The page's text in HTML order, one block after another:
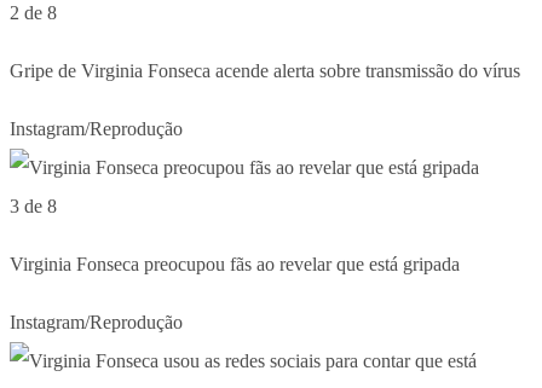
2 de 8
Gripe de Virginia Fonseca acende alerta sobre transmissão do vírus
Instagram/Reprodução
3 de 8
Virginia Fonseca preocupou fãs ao revelar que está gripada
Instagram/Reprodução